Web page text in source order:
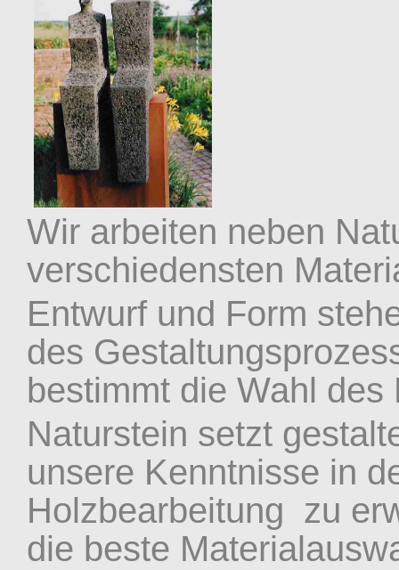
Wir arbeiten neben
verschiedensten
Entwurf und Form
des
bestimmt die Wahl des
Naturstein setzt
unsere Kenntnisse in
Holzbearbeitung zu
die beste